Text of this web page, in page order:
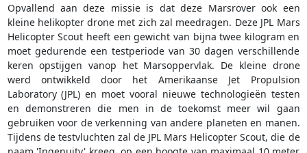
Opvallend aan deze missie is dat deze Marsrover ook een
kleine helikopter drone met zich zal meedragen. Deze JPL Mars
Helicopter Scout heeft een gewicht van bijna twee kilogram en
moet gedurende een testperiode van 30 dagen verschillende
keren opstijgen vanop het Marsoppervlak. De kleine drone
werd ontwikkeld door het Amerikaanse Jet Propulsion
Laboratory (JPL) en moet vooral nieuwe technologieën testen
en demonstreren die men in de toekomst meer wil gaan
gebruiken voor de verkenning van andere planeten en manen.
Tijdens de testvluchten zal de JPL Mars Helicopter Scout, die de